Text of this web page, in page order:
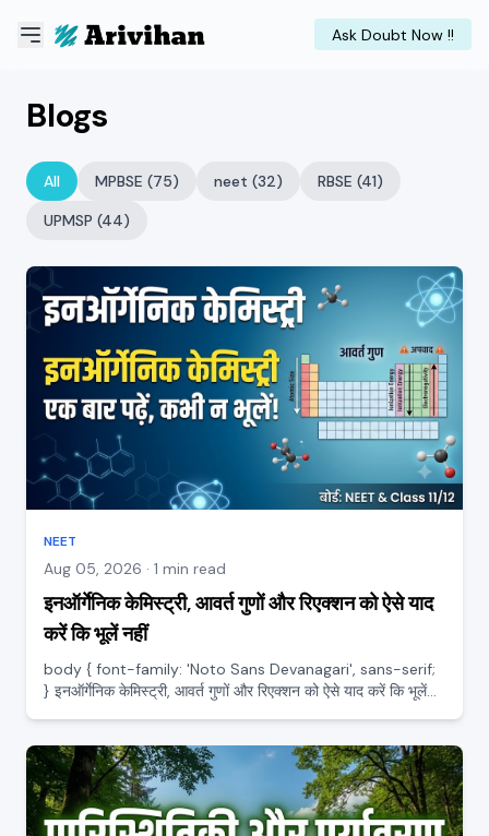
Ask Doubt Now !!
Blogs
All MPBSE (75) neet (32)
RBSE (41)
UPMSP (44)
NEET
Aug 05, 2026 · 1 min read
इनऑर्गेनिक केमिस्ट्री, आवर्त गुणों और रिएक्शन को ऐसे याद
करें कि भूलें नहीं
body { font-family: 'Noto Sans Devanagari', sans-serif;
} इनऑर्गेनिक केमिस्ट्री, आवर्त गुणों और रिएक्शन को ऐसे याद करें कि भूलें